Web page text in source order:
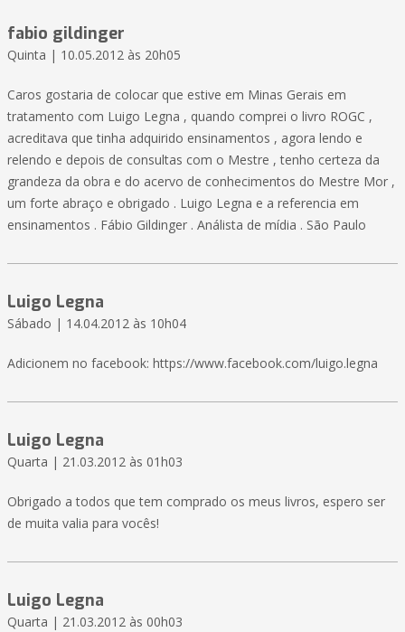
fabio gildinger
Quinta | 10.05.2012 às 20h05
Caros gostaria de colocar que estive em Minas Gerais em
tratamento com Luigo Legna , quando comprei o livro ROGC ,
acreditava que tinha adquirido ensinamentos , agora lendo e
relendo e depois de consultas com o Mestre , tenho certeza da
grandeza da obra e do acervo de conhecimentos do Mestre Mor ,
um forte abraço e obrigado . Luigo Legna e a referencia em
ensinamentos . Fábio Gildinger . Análista de mídia . São Paulo
Luigo Legna
Sábado | 14.04.2012 às 10h04
Adicionem no facebook: https://www.facebook.com/luigo.legna
Luigo Legna
Quarta | 21.03.2012 às 01h03
Obrigado a todos que tem comprado os meus livros, espero ser
de muita valia para vocês!
Luigo Legna
Quarta | 21.03.2012 às 00h03